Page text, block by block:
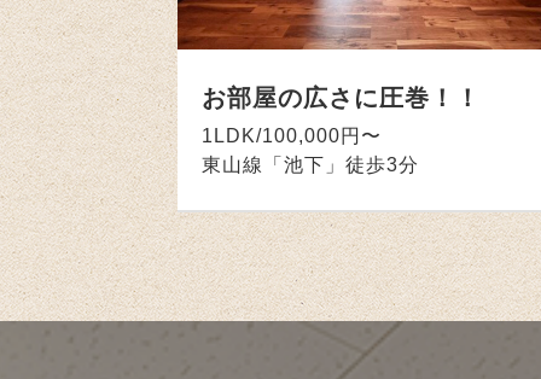
お部屋の広さに圧巻！！
1LDK/100,000円〜
東山線「池下」徒歩3分